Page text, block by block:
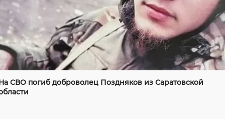
СВО погиб доброволец Поздняков из Саратовской